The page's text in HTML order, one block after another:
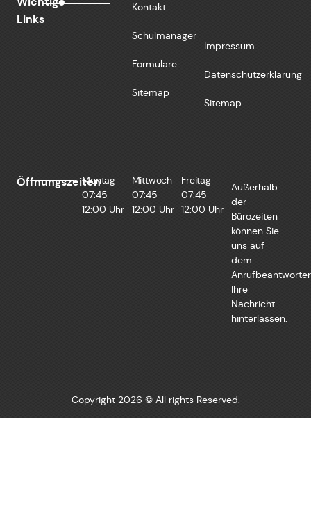
Links
Kontakt
Schulmanager
Formulare
Sitemap
Impressum
Datenschutzerklärung
Sitemap
Öffnungszeiten
Montag
07:45 -
12:00 Uhr
Mittwoch
07:45 -
12:00 Uhr
Freitag
07:45 -
12:00 Uhr
Außerhalb
der
Bürozeiten
können Sie
uns auf
dem
Anrufbeantworter
Ihre
Nachricht
hinterlassen.
Copyright 2026 © All rights Reserved.